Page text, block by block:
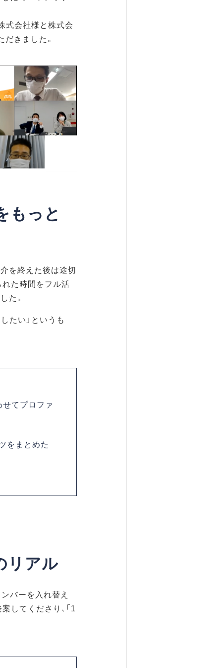
式会社様と株式会
きました。
もっと
を終えた後は途切
た時間をフル活
た。
たい」というも
てプロファ
をまとめた
リアル
バーを入れ替え
してくださり、「1